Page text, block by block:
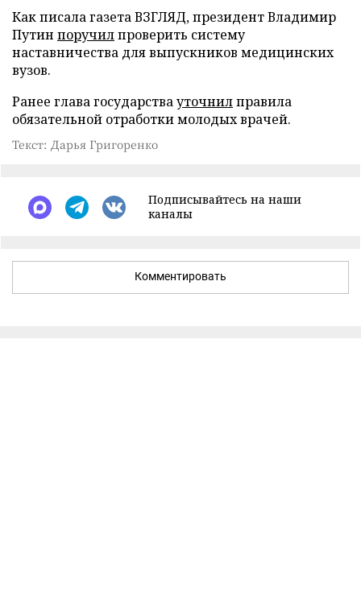
Как писала газета ВЗГЛЯД, президент Владимир
Путин поручилпроверить систему
наставничества для выпускников медицинских
вузов.
Ранее глава государствауточнилправила
обязательной отработки молодых врачей.
Текст: Дарья Григоренко
Подписывайтесь на наши
каналы
Комментировать